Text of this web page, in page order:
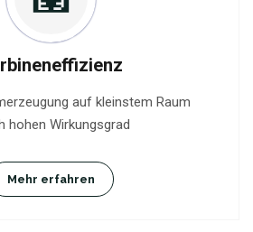
auf kleinstem Raum
hohen Wirkungsgrad
Mehr erfahren